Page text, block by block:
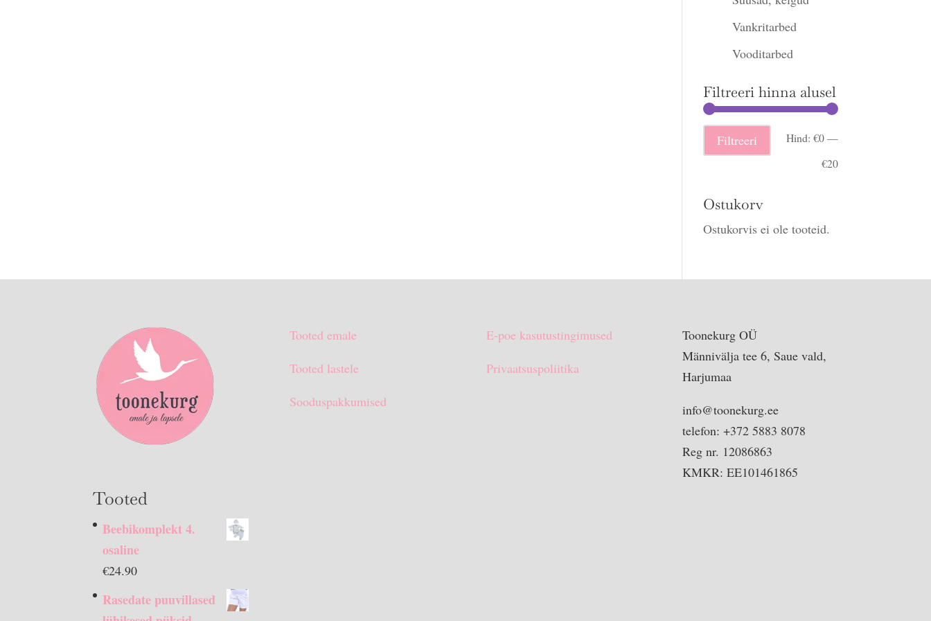
Vankritarbed
Vooditarbed
Filtreeri hinna alusel
Minimaalne
hind
Maksimaalne
hind
Filtreeri Hind: €0—
€20
Ostukorv
Ostukorvis ei ole tooteid.
Tooted
Beebikomplekt 4.
osaline
€24.90
Rasedate puuvillased
Tooted emale
Tooted lastele
Sooduspakkumised
E-poe kasutustingimused
Privaatsuspoliitika
Toonekurg OÜ
Männivälja tee 6, Saue vald,
Harjumaa
info@toonekurg.ee
telefon: +372 5883 8078
Reg nr. 12086863
KMKR: EE101461865